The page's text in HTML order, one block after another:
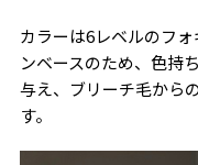
カラーは6レベルのフ
ンベースのため、色持
与え、ブリーチ毛から
す。